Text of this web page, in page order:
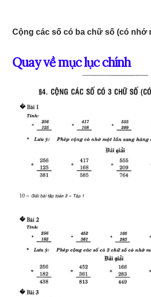
Cộng các số có ba chữ số (có nhớ
Quay về mục lục chính